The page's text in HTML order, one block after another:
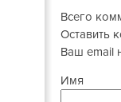
Всего
Оставить
Ваш email
Имя